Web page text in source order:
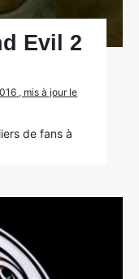
Evil 2
, mis à jour le
de fans à